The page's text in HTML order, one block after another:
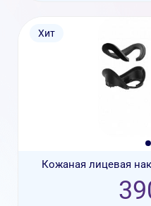
Хит
Кожаная лицевая